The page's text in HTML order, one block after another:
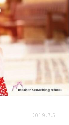
・教育
事例
2019.7.5